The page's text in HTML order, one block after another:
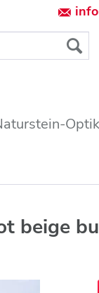
Optik
beige